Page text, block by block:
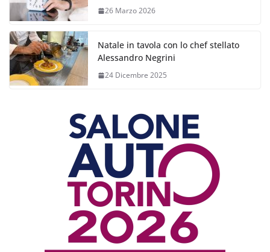
26 Marzo 2026
Natale in tavola con lo chef stellato
Alessandro Negrini
24 Dicembre 2025